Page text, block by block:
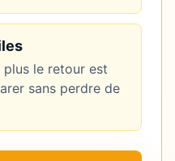
plus le retour est
sans perdre de